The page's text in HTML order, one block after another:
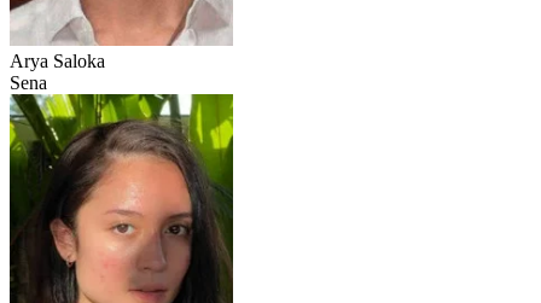
Arya Saloka
Sena